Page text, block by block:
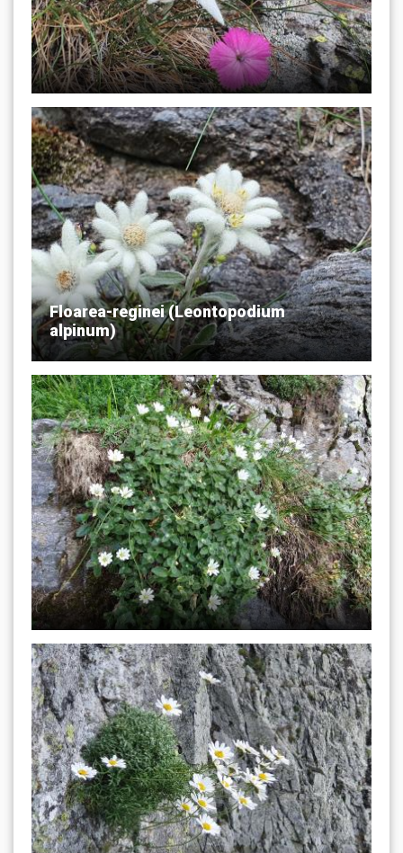
Floarea-reginei (Leontopodium
alpinum)